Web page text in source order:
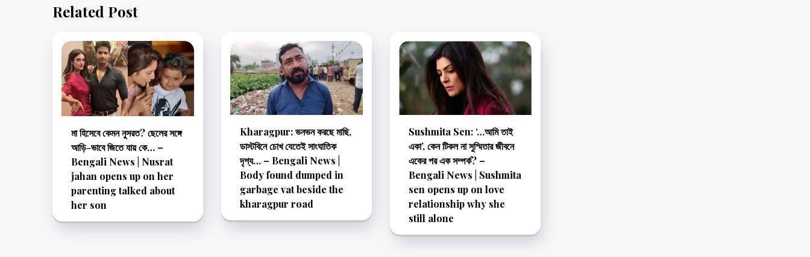
Related Post
মা হিসেবে কেমন নুসরত? ছেলের সঙ্গে
আড়ি-ভাবে জিতে যায় কে… –
Bengali News | Nusrat
jahan opens up on her
parenting talked about
her son
Kharagpur: ভনভন করছে মাছি,
ডাস্টবিনে চোখ যেতেই সাংঘাতিক
দৃশ্য… – Bengali News |
Body found dumped in
garbage vat beside the
kharagpur road
Sushmita Sen: ‘…আমি তাই
একা’, কেন টিকল না সুস্মিতার জীবনে
একের পর এক সম্পর্ক? –
Bengali News | Sushmita
sen opens up on love
relationship why she
still alone